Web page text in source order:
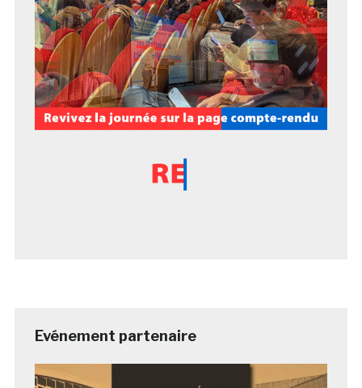
Evénement partenaire